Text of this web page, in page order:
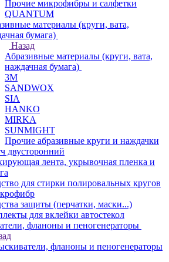
Прочие микрофибры и салфетки
QUANTUM
материалы (круги, вата,
бумага)
Назад
Абразивные материалы (круги, вата,
наждачная бумага)
3М
SANDWOX
SIA
HANKO
MIRKA
SUNMIGHT
Прочие абразивные круги и наждачки
двусторонний
лента, укрывочная пленка и
для стирки полировальных кругов
защиты (перчатки, маски...)
для вклейки автостекол
фланоны и пеногенераторы
фланоны и пеногенераторы